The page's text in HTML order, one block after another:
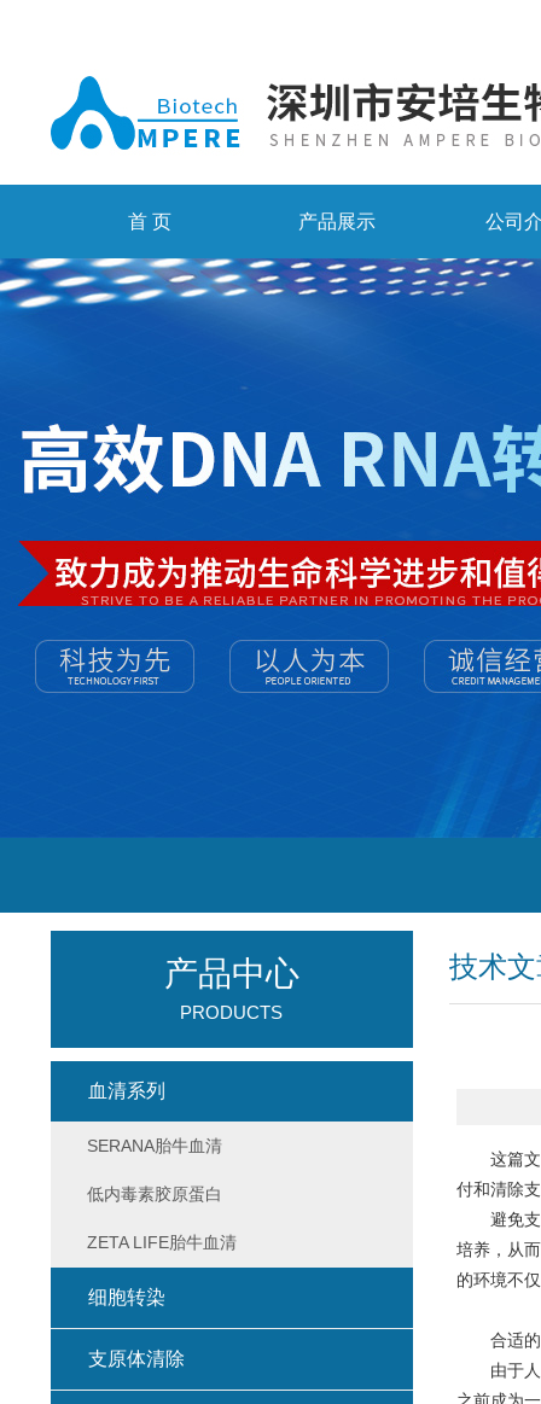
首 页 产品展示 公司
技术
这篇
付和清除
避免
培养，从
的环境不
合适
由于
产品中心
PRODUCTS
血清系列
SERANA胎牛血清
低内毒素胶原蛋白
ZETA LIFE胎牛血清
细胞转染
支原体清除